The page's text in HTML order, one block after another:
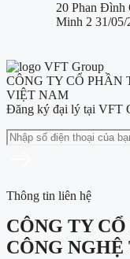
20 Phan Đình
Minh 2 31/05/
CÔNG TY CỔ PHẦN
VIỆT NAM
Đăng ký đại lý tại VFT
Thông tin liên hệ
CÔNG TY
CÔNG